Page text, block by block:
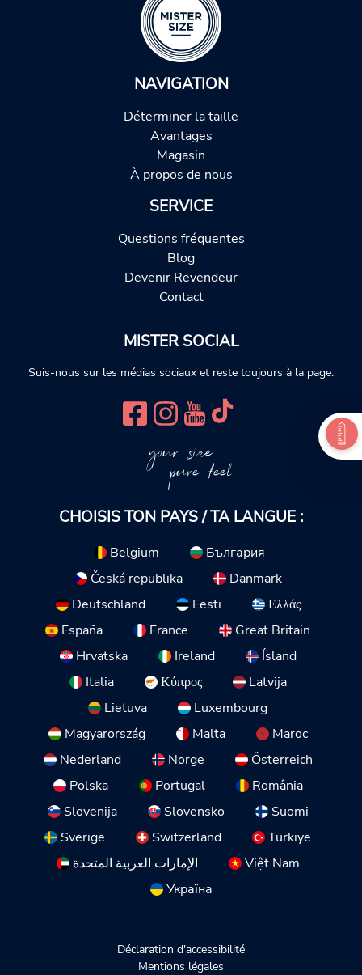
NAVIGATION
Déterminer la taille
Avantages
Magasin
À propos de nous
SERVICE
Questions fréquentes
Blog
Devenir Revendeur
Contact
MISTER SOCIAL
Suis-nous sur les médias sociaux et reste toujours à la page.
your size
pure feel
CHOISIS TON PAYS / TA LANGUE :
Belgium
България
Česká republika
Danmark
Deutschland
Eesti
Ελλάς
España
France
Great Britain
Hrvatska
Ireland
Ísland
Italia
Κύπρος
Latvija
Lietuva
Luxembourg
Magyarország
Malta
Maroc
Nederland
Norge
Österreich
Polska
Portugal
România
Slovenija
Slovensko
Suomi
Sverige
Switzerland
Türkiye
الإمارات العربية المتحدة
Việt Nam
Україна
Déclaration d'accessibilité
Mentions légales